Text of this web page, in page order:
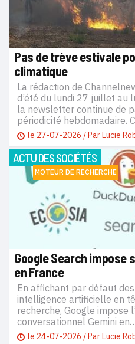
Pas de trève estivale
climatique
La rédaction de
d’été du lundi 27 juillet au
la newsletter continue de
périodicité hebdomadaire.
le 27-07-2026 / ParLucie
ACTU DES SOCIÉTÉS
MOTEUR DE RECHERCHE
Google Search
en France
En affichant par défaut
intelligence artificielle en
recherche, Google impose
conversationnel Gemini
le 24-07-2026 / ParLucie